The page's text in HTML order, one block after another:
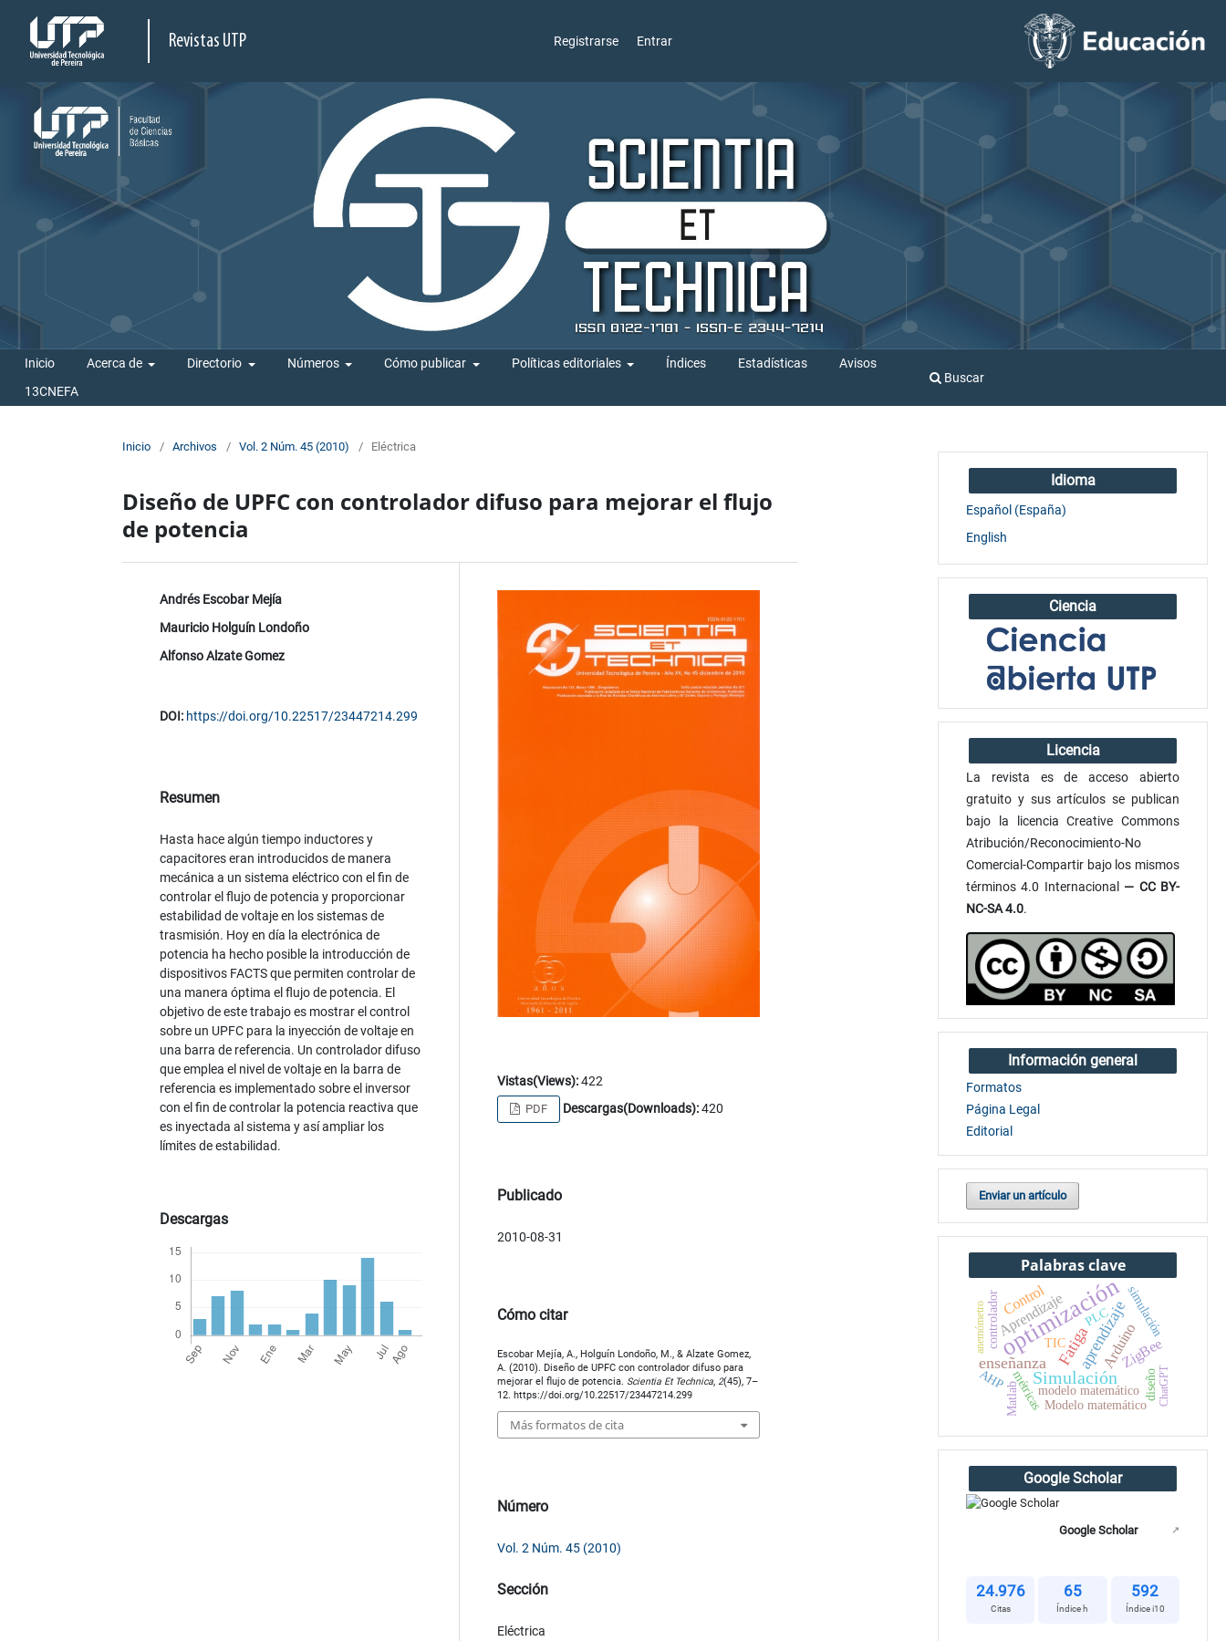
Revistas UTP Registrarse Entrar
Inicio Acerca de Directorio Números Cómo publicar Políticas editoriales Índices Estadísticas
Avisos
13CNEFA
Buscar
Inicio / Archivos / Vol. 2 Núm. 45 (2010) / Eléctrica
Diseño de UPFC con controlador difuso para mejorar el flujo
de potencia
Andrés Escobar Mejía
Mauricio Holguín Londoño
Alfonso Alzate Gomez
DOI: https://doi.org/10.22517/23447214.299
Resumen
Hasta hace algún tiempo inductores y
capacitores eran introducidos de manera
mecánica a un sistema eléctrico con el fin de
controlar el flujo de potencia y proporcionar
estabilidad de voltaje en los sistemas de
trasmisión. Hoy en día la electrónica de
potencia ha hecho posible la introducción de
dispositivos FACTS que permiten controlar de
una manera óptima el flujo de potencia. El
objetivo de este trabajo es mostrar el control
sobre un UPFC para la inyección de voltaje en
una barra de referencia. Un controlador difuso
que emplea el nivel de voltaje en la barra de
referencia es implementado sobre el inversor
con el fin de controlar la potencia reactiva que
es inyectada al sistema y así ampliar los
límites de estabilidad.
Descargas
Vistas(Views):422
PDF Descargas(Downloads):420
Publicado
2010-08-31
Cómo citar
Escobar Mejía, A., Holguín Londoño, M., & Alzate Gomez,
A. (2010). Diseño de UPFC con controlador difuso para
mejorar el flujo de potencia. Scientia Et Technica, 2(45), 7–
12. https://doi.org/10.22517/23447214.299
Más formatos de cita
Número
Vol. 2 Núm. 45 (2010)
Sección
Eléctrica
Idioma
Español (España)
English
Ciencia
Licencia
La revista es de acceso abierto
gratuito y sus artículos se publican
bajo la licencia Creative Commons
Atribución/Reconocimiento-No
Comercial-Compartir bajo los mismos
términos 4.0 Internacional — CC BY-
NC-SA 4.0.
Información general
Formatos
Página Legal
Editorial
Enviar un artículo
Palabras clave
optimización
Simulación
Fatiga
enseñanza aprendizaje
ArduinoZigBee
Aprendizaje
Control
métricasmodelo matemático
Modelo matemático
TIC
PLC simulación
AHP
Matlab diseño
controlador
anemómetro
ChatGPT
Google Scholar
Google Scholar ↗
24.976
Citas
65
Índice h
592
Índice i10